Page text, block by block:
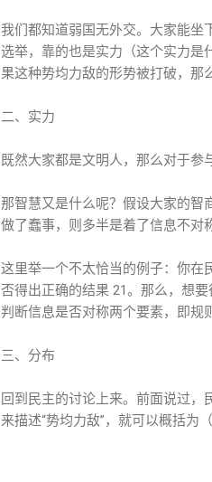
我们都知道弱国无外交。大家能坐
选举，靠的也是实力（这个实力是
果这种势均力敌的形势被打破，那
二、实力
既然大家都是文明人，那么对于参
那智慧又是什么呢？假设大家的
做了蠢事，则多半是着了信息不对
这里举一个不太恰当的例子：你
否得出正确的结果 21。那么，想
判断信息是否对称两个要素，即规
三、分布
回到民主的讨论上来。前面说过
来描述“势均力敌”，就可以概括为